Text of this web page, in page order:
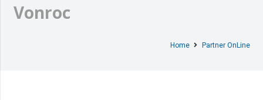
Vonroc
Home Partner OnLine